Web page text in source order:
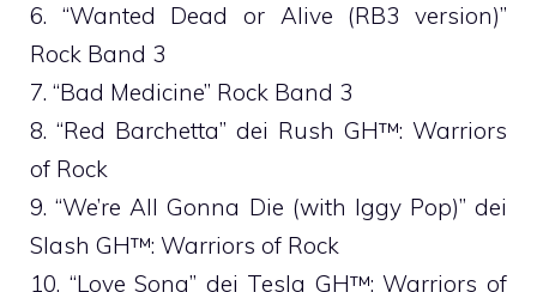
6. “Wanted Dead or Alive (RB3 version)”
Rock Band 3
7. “Bad Medicine” Rock Band 3
8. “Red Barchetta” dei Rush GH™: Warriors
of Rock
9. “We’re All Gonna Die (with Iggy Pop)” dei
Slash GH™: Warriors of Rock
10. “Love Song” dei Tesla GH™: Warriors of